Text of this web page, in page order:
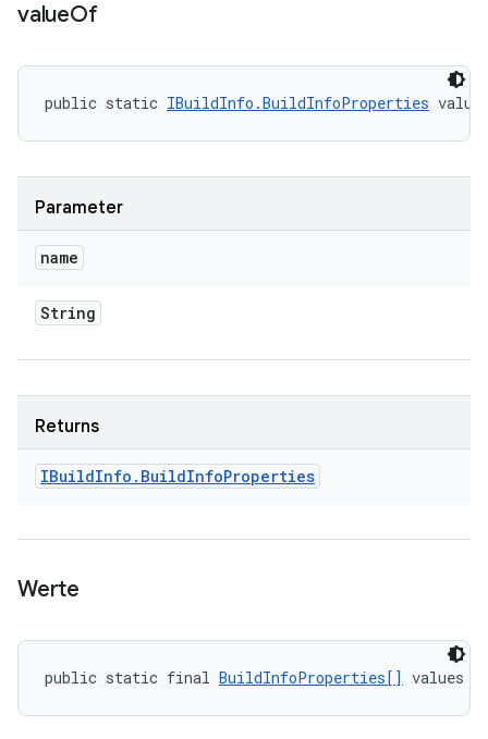
valueOf
public static IBuildInfo.BuildInfoProperties
Parameter
name
String
Returns
IBuildInfo . BuildInfoProperties
Werte
public static final BuildInfoProperties[] values